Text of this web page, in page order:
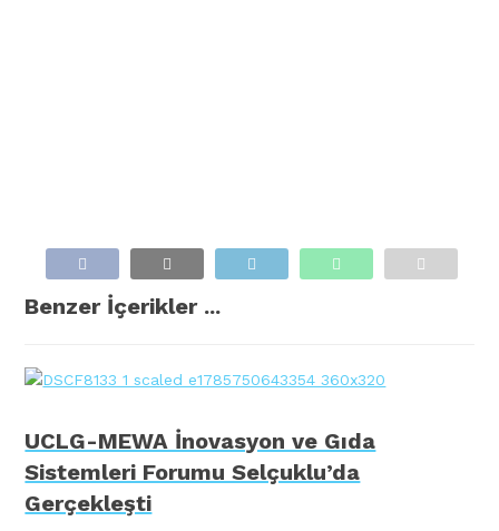
Benzer İçerikler ...
UCLG-MEWA İnovasyon ve Gıda
Sistemleri Forumu Selçuklu’da
Gerçekleşti